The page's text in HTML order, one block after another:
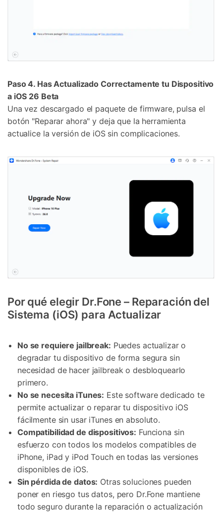
Paso 4. Has Actualizado Correctamente tu Dispositivo
a iOS 26 Beta
Una vez descargado el paquete de firmware, pulsa el
botón "Reparar ahora" y deja que la herramienta
actualice la versión de iOS sin complicaciones.
Por qué elegir Dr.Fone – Reparación del
Sistema (iOS) para Actualizar
No se requiere jailbreak: Puedes actualizar o
degradar tu dispositivo de forma segura sin
necesidad de hacer jailbreak o desbloquearlo
primero.
No se necesita iTunes: Este software dedicado te
permite actualizar o reparar tu dispositivo iOS
fácilmente sin usar iTunes en absoluto.
Compatibilidad de dispositivos: Funciona sin
esfuerzo con todos los modelos compatibles de
iPhone, iPad y iPod Touch en todas las versiones
disponibles de iOS.
Sin pérdida de datos: Otras soluciones pueden
poner en riesgo tus datos, pero Dr.Fone mantiene
todo seguro durante la reparación o actualización